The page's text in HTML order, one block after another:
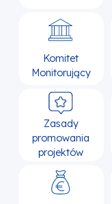
Komitet
Monitorujący
Zasady
promowania
projektów